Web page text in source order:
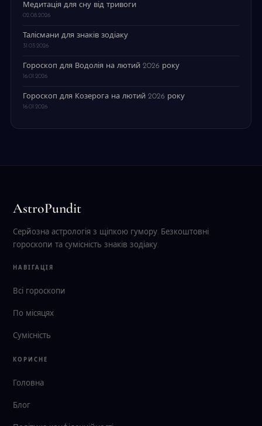
Медитація для сну від тривоги
02.08.2026
Талісмани для знаків зодіаку
31.03.2026
Гороскоп для Водолія на лютий 2026 року
16.01.2026
Гороскоп для Козерога на лютий 2026 року
16.01.2026
AstroPundit
Серйозна астрологія з щіпкою гумору. Безкоштовні
гороскопи та сумісність знаків зодіаку.
НАВІГАЦІЯ
Всі гороскопи
По місяцях
Сумісність
КОРИСНЕ
Головна
Блог